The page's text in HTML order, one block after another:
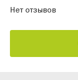
Нет отзывов